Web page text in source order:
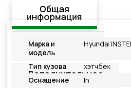
Общая
информация
Стандартная
комплектация
Дополнительное
оснащение
Марка и
модель
Hyundai
Тип кузова
хэтчбек
Оснащение
In